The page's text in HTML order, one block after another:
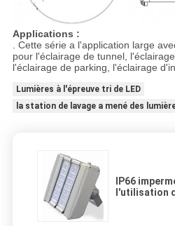
Applications :
. Cette série a l'application large
pour l'éclairage de tunnel,
l'éclairage de parking, l'éclairage
Lumières à l'épreuve tri de LED
la station de lavage a mené des
IP66
l'utilisation